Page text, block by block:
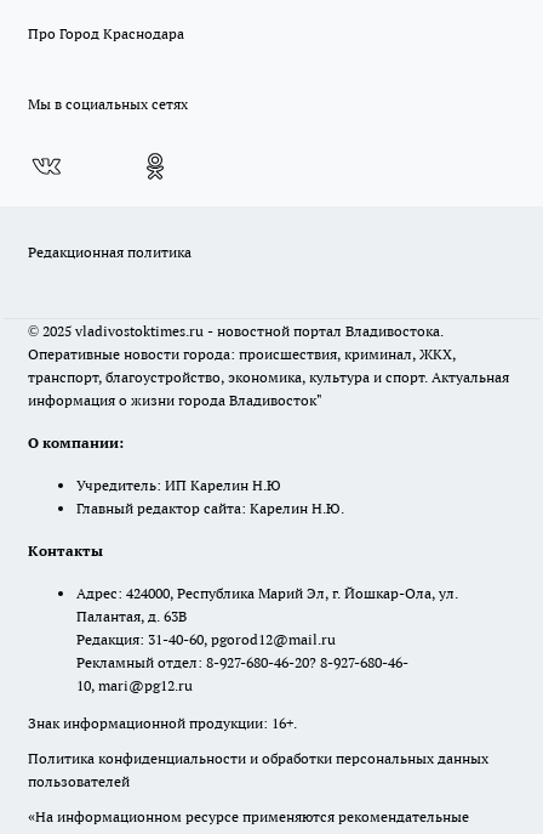
Про Город Краснодара
Мы в социальных сетях
Редакционная политика
© 2025 vladivostoktimes.ru - новостной портал Владивостока.
Оперативные новости города: происшествия, криминал, ЖКХ,
транспорт, благоустройство, экономика, культура и спорт. Актуальная
информация о жизни города Владивосток"
О компании:
Учредитель: ИП Карелин Н.Ю
Главный редактор сайта: Карелин Н.Ю.
Контакты
Адрес: 424000, Республика Марий Эл, г. Йошкар-Ола, ул.
Палантая, д. 63В
Редакция: 31-40-60, pgorod12@mail.ru
Рекламный отдел: 8-927-680-46-20? 8-927-680-46-
10, mari@pg12.ru
Знак информационной продукции: 16+.
Политика конфиденциальности и обработки персональных данных
пользователей
«На информационном ресурсе применяются рекомендательные